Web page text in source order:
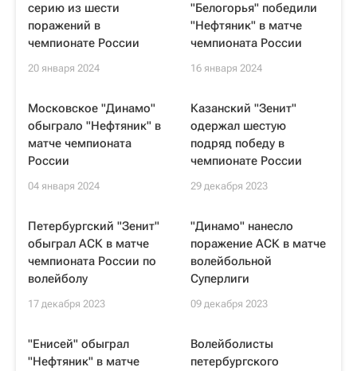
серию из шести
поражений в
чемпионате России
20 января 2024
"Белогорья" победили
"Нефтяник" в матче
чемпионата России
16 января 2024
Московское "Динамо"
обыграло "Нефтяник" в
матче чемпионата
России
04 января 2024
Казанский "Зенит"
одержал шестую
подряд победу в
чемпионате России
29 декабря 2023
Петербургский "Зенит"
обыграл АСК в матче
чемпионата России по
волейболу
17 декабря 2023
"Динамо" нанесло
поражение АСК в матче
волейбольной
Суперлиги
09 декабря 2023
"Енисей" обыграл
"Нефтяник" в матче
Волейболисты
петербургского